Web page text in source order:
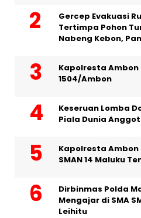
Gercep Evakuasi
Tertimpa Pohon
Nabeng Kebon,
Kapolresta Ambon
1504/Ambon
Keseruan Lomba
Piala Dunia
Kapolresta Ambon
SMAN 14 Maluku
Dirbinmas Polda
Mengajar di SMA
Leihitu